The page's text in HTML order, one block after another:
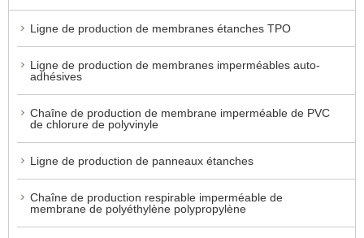
Ligne de production de membranes étanches TPO
Ligne de production de membranes imperméables auto-
adhésives
Chaîne de production de membrane imperméable de PVC
de chlorure de polyvinyle
Ligne de production de panneaux étanches
Chaîne de production respirable imperméable de
membrane de polyéthylène polypropylène